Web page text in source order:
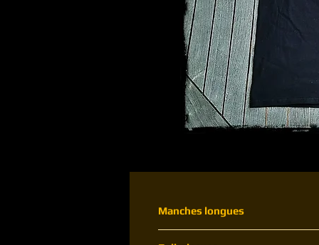
Manches longues